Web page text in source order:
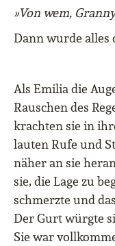
»Von wem,
Dann wurde alles
Als Emilia die
Rauschen des
krachten sie in
lauten Rufe und
näher an sie
sie, die Lage zu
schmerzte und
Der Gurt würgte
Sie war